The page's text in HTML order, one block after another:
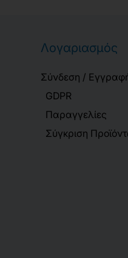
Λογαριασμός
Σύνδεση /
GDPR
Παραγγελίες
Σύγκριση